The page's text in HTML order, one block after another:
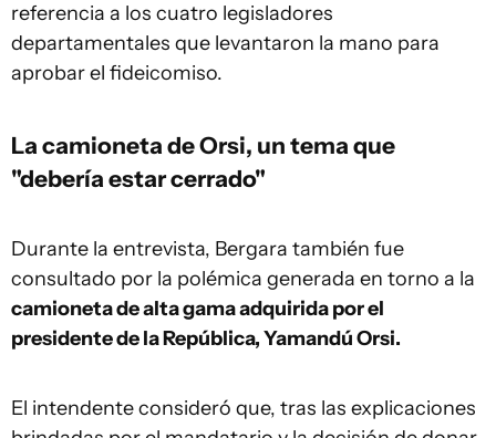
referencia a los cuatro legisladores
departamentales que levantaron la mano para
aprobar el fideicomiso.
La camioneta de Orsi, un tema que
"debería estar cerrado"
Durante la entrevista, Bergara también fue
consultado por la polémica generada en torno a la
camioneta de alta gama adquirida por el
presidente de la República, Yamandú Orsi.
El intendente consideró que, tras las explicaciones